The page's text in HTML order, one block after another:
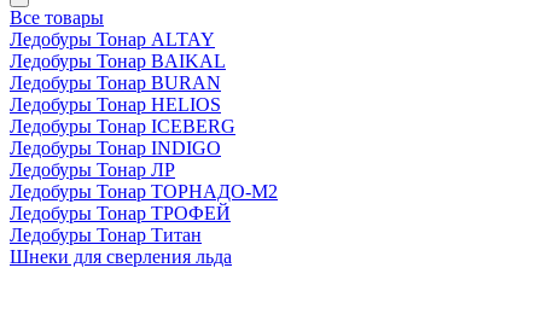
Все товары
Ледобуры Тонар ALTAY
Ледобуры Тонар BAIKAL
Ледобуры Тонар BURAN
Ледобуры Тонар HELIOS
Ледобуры Тонар ICEBERG
Ледобуры Тонар INDIGO
Ледобуры Тонар ЛР
Ледобуры Тонар ТОРНАДО-М2
Ледобуры Тонар ТРОФЕЙ
Ледобуры Тонар Титан
Шнеки для сверления льда